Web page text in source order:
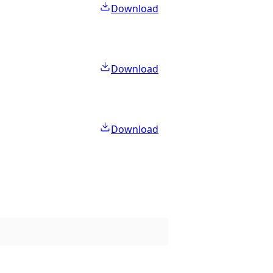
Download
Download
Download